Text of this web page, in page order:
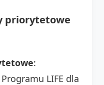
priorytetowe
:
LIFE dla